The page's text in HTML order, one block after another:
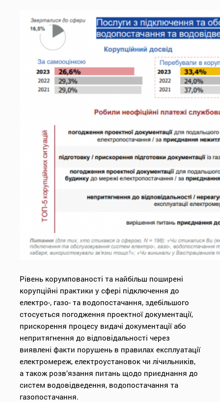
Рівень корумпованості та найбільш поширені
корупційні практики у сфері підключення до
електро-, газо- та водопостачання, здебільшого
стосується погодження проектної документації,
прискорення процесу видачі документації або
непритягнення до відповідальності через
виявлені факти порушень в правилах експлуатації
електромереж, електроустановок чи лічильників,
а також розв’язання питань щодо приєднання до
систем водовідведення, водопостачання та
газопостачання.